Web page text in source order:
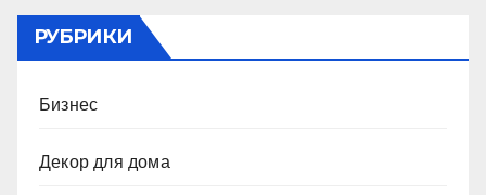
РУБРИКИ
Бизнес
Декор для дома